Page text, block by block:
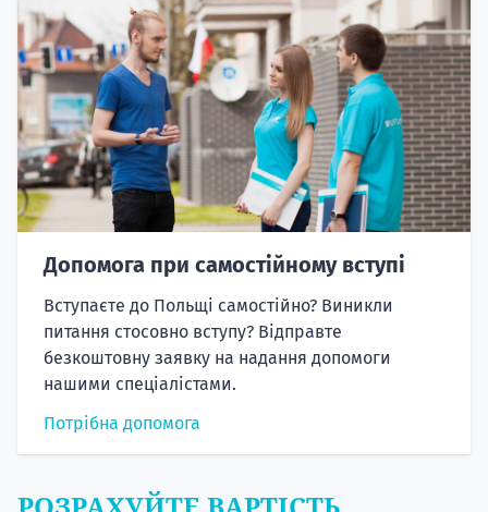
Допомога при самостійному вступі
Вступаєте до Польщі самостійно? Виникли
питання стосовно вступу? Відправте
безкоштовну заявку на надання допомоги
нашими спеціалістами.
Потрібна допомога